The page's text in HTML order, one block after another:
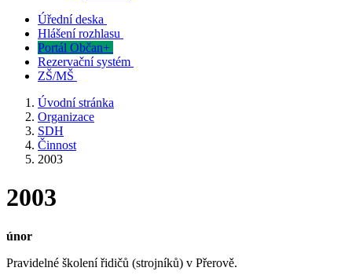
Úřední deska
Hlášení rozhlasu
Portál Občan+
Rezervační systém
ZŠ/MŠ
Úvodní stránka
Organizace
SDH
Činnost
2003
2003
únor
Pravidelné školení řidičů (strojníků) v Přerově.